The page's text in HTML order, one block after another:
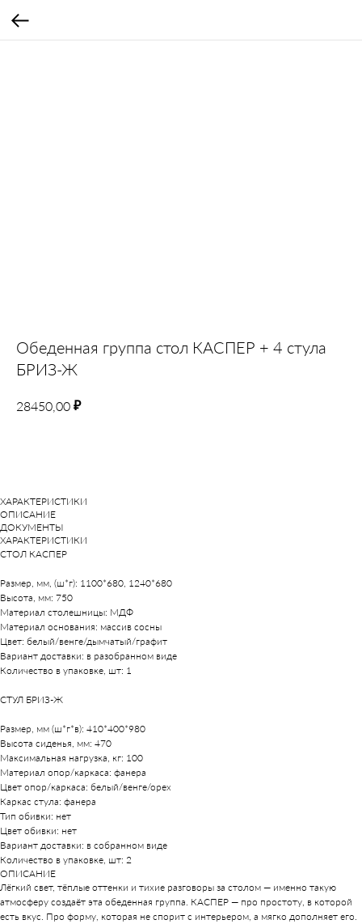
Обеденная группа стол КАСПЕР + 4 стула
БРИЗ-Ж
28450,00 ₽
ХАРАКТЕРИСТИКИ
ОПИСАНИЕ
ДОКУМЕНТЫ
ХАРАКТЕРИСТИКИ
СТОЛ КАСПЕР
Размер, мм, (ш*г): 1100*680, 1240*680
Высота, мм: 750
Материал столешницы: МДФ
Материал основания: массив сосны
Цвет: белый/венге/дымчатый/графит
Вариант доставки: в разобранном виде
Количество в упаковке, шт: 1
СТУЛ БРИЗ-Ж
Размер, мм (ш*г*в): 410*400*980
Высота сиденья, мм: 470
Максимальная нагрузка, кг: 100
Материал опор/каркаса: фанера
Цвет опор/каркаса: белый/венге/орех
Каркас стула: фанера
Тип обивки: нет
Цвет обивки: нет
Вариант доставки: в собранном виде
Количество в упаковке, шт: 2
ОПИСАНИЕ
Лёгкий свет, тёплые оттенки и тихие разговоры за столом — именно такую
атмосферу создаёт эта обеденная группа. КАСПЕР — про простоту, в которой
есть вкус. Про форму, которая не спорит с интерьером, а мягко дополняет его.